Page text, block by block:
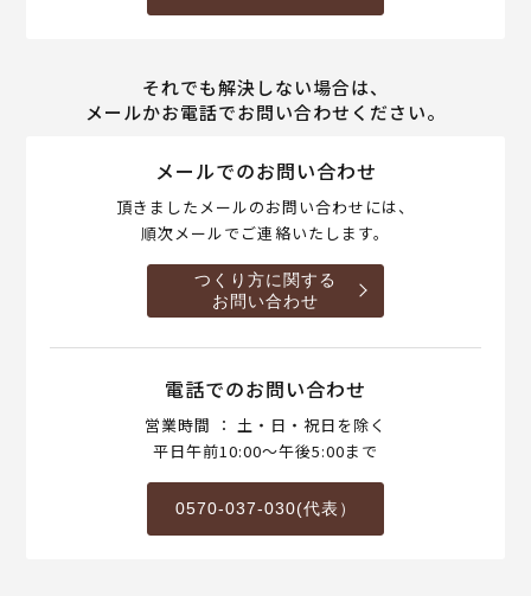
それでも解決しない場合は、
メールかお電話でお問い合わせください。
メールでのお問い合わせ
頂きましたメールのお問い合わせには、
順次メールでご連絡いたします。
つくり方に関する
お問い合わせ
電話でのお問い合わせ
営業時間 ： 土・日・祝日を除く
平日午前10:00～午後5:00まで
0570-037-030(代表）